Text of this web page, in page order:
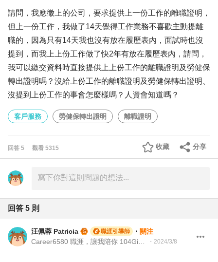
請問，我應徵上的公司，要求提供上一份工作的離職證明，
但上一份工作，我做了14天覺得工作業務不喜歡主動提離
職的，因為只有14天我也沒有放在履歷表內，面試時也沒
提到，而我上上份工作做了快2年有放在履歷表內，請問，
我可以繳交資料時直接提供上上份工作的離職證明及勞健保
轉出證明嗎？沒給上份工作的離職證明及勞健保轉出證明、
沒提到上份工作的事會怎麼樣嗎？人資會知道嗎？
客戶服務 勞健保轉出證明 離職證明
回答 5 觀看 5315 分享
收藏
回答 5 則
汪佩蓉 Patricia 職涯引導師 ・ 關注
・ 2024/3/8